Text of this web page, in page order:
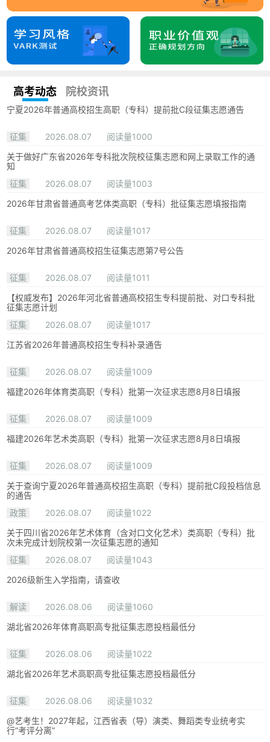
高考动态 院校资讯
宁夏2026年普通高校招生高职（专科）提前批C段征集志愿通告
征集 2026.08.07
阅读量1000
关于做好广东省2026年专科批次院校征集志愿和网上录取工作的通
知
征集
2026.08.07
阅读量1003
2026年甘肃省普通高考艺体类高职（专科）批征集志愿填报指南
征集 2026.08.07
阅读量1017
2026年甘肃省普通高校招生征集志愿第7号公告
征集 2026.08.07
阅读量1011
【权威发布】2026年河北省普通高校招生专科提前批、对口专科批
征集志愿计划
征集
2026.08.07
阅读量1017
江苏省2026年普通高校招生专科补录通告
征集 2026.08.07
阅读量1009
福建2026年体育类高职（专科）批第一次征求志愿8月8日填报
征集 2026.08.07
阅读量1009
福建2026年艺术类高职（专科）批第一次征求志愿8月8日填报
征集 2026.08.07
阅读量1009
关于查询宁夏2026年普通高校招生高职（专科）提前批C段投档信息
的通告
政策
2026.08.07
阅读量1022
关于四川省2026年艺术体育（含对口文化艺术）类高职（专科）批
次未完成计划院校第一次征集志愿的通知
征集
2026.08.07
阅读量1043
2026级新生入学指南，请查收
解读 2026.08.06
阅读量1060
湖北省2026年体育高职高专批征集志愿投档最低分
征集 2026.08.06
阅读量1022
湖北省2026年艺术高职高专批征集志愿投档最低分
征集 2026.08.06
阅读量1032
@艺考生！2027年起，江西省表（导）演类、舞蹈类专业统考实
行“考评分离”